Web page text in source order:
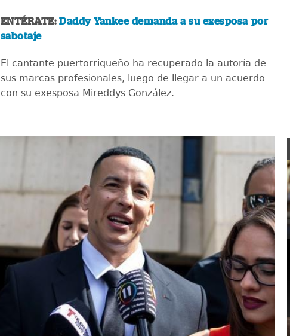
ENTÉRATE:Daddy Yankee demanda a su exesposa por
sabotaje
El cantante puertorriqueño ha recuperado la autoría de
sus marcas profesionales, luego de llegar a un acuerdo
con su exesposa Mireddys González.